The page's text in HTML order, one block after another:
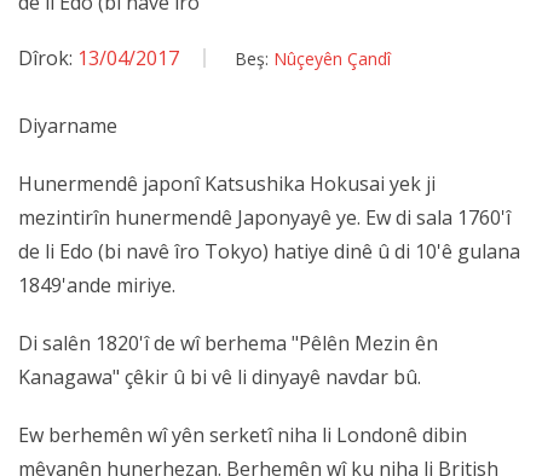
Dîrok: 13/04/2017 Beş: Nûçeyên Çandî
Diyarname
Hunermendê japonî Katsushika Hokusai yek ji
mezintirîn hunermendê Japonyayê ye. Ew di sala 1760'î
de li Edo (bi navê îro Tokyo) hatiye dinê û di 10'ê gulana
1849'ande miriye.
Di salên 1820'î de wî berhema "Pêlên Mezin ên
Kanagawa" çêkir û bi vê li dinyayê navdar bû.
Ew berhemên wî yên serketî niha li Londonê dibin
mêvanên hunerhezan. Berhemên wî ku niha li British